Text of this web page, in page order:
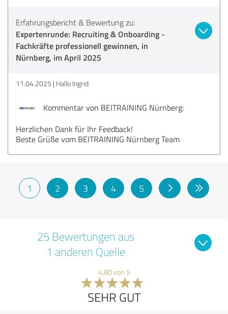
Erfahrungsbericht & Bewertung zu:
Expertenrunde: Recruiting & Onboarding -
Fachkräfte professionell gewinnen, in
Nürnberg, im April 2025
11.04.2025 Hallo Ingrid
Kommentar von BEITRAINING Nürnberg:
Herzlichen Dank für Ihr Feedback!
Beste Grüße vom BEITRAINING Nürnberg Team
1 2 3 4 5
25 Bewertungen aus
1 anderen Quelle
4,80 von 5
SEHR GUT